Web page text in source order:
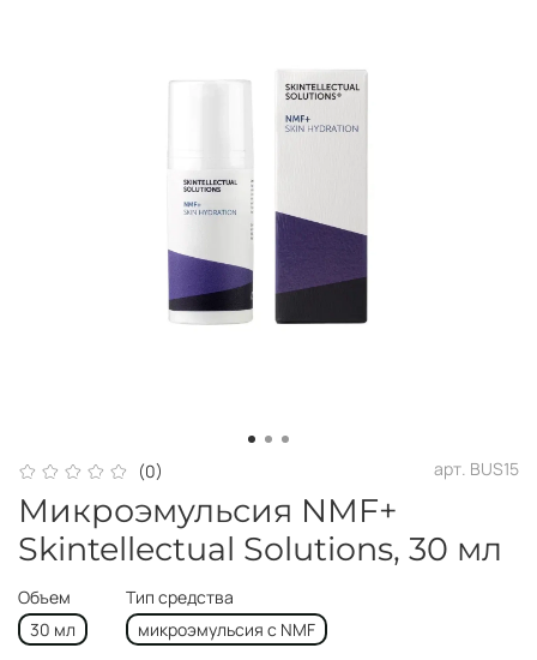
(0) арт. BUS15
Микроэмульсия NMF+
Skintellectual Solutions, 30 мл
Объем
30 мл
Тип средства
микроэмульсия с NMF